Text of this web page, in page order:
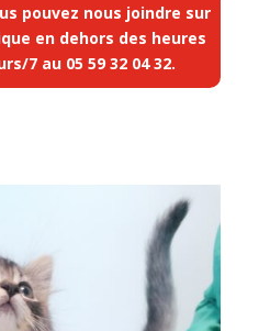
pouvez nous joindre sur
en dehors des heures
7 au 05 59 32 04 32.